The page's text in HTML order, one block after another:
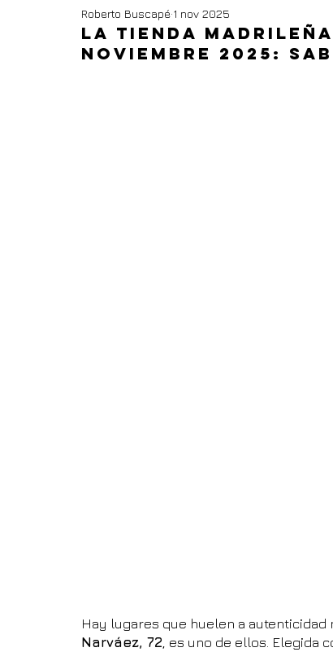
La tienda
Noviembre 2025:
Roberto Buscapé 1 nov 2025
Hay lugares que huelen a autenticidad
Narváez, 72, es uno de ellos. Elegida